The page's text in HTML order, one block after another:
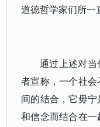
道德哲学家们所一
通过上述对当
者宣称，一个社
间的结合，它毋
和信念而结合在